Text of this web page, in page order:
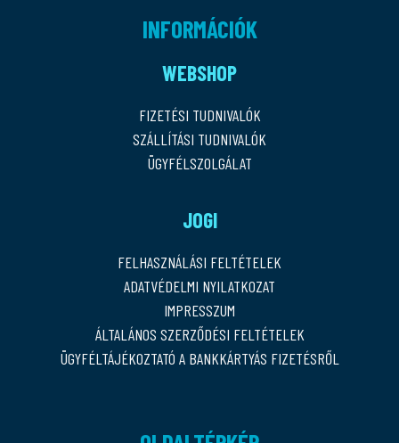
INFORMÁCIÓK
WEBSHOP
FIZETÉSI TUDNIVALÓK
SZÁLLÍTÁSI TUDNIVALÓK
ÜGYFÉLSZOLGÁLAT
JOGI
FELHASZNÁLÁSI FELTÉTELEK
ADATVÉDELMI NYILATKOZAT
IMPRESSZUM
ÁLTALÁNOS SZERZŐDÉSI FELTÉTELEK
ÜGYFÉLTÁJÉKOZTATÓ A BANKKÁRTYÁS FIZETÉSRŐL